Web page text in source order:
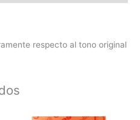
respecto al tono original